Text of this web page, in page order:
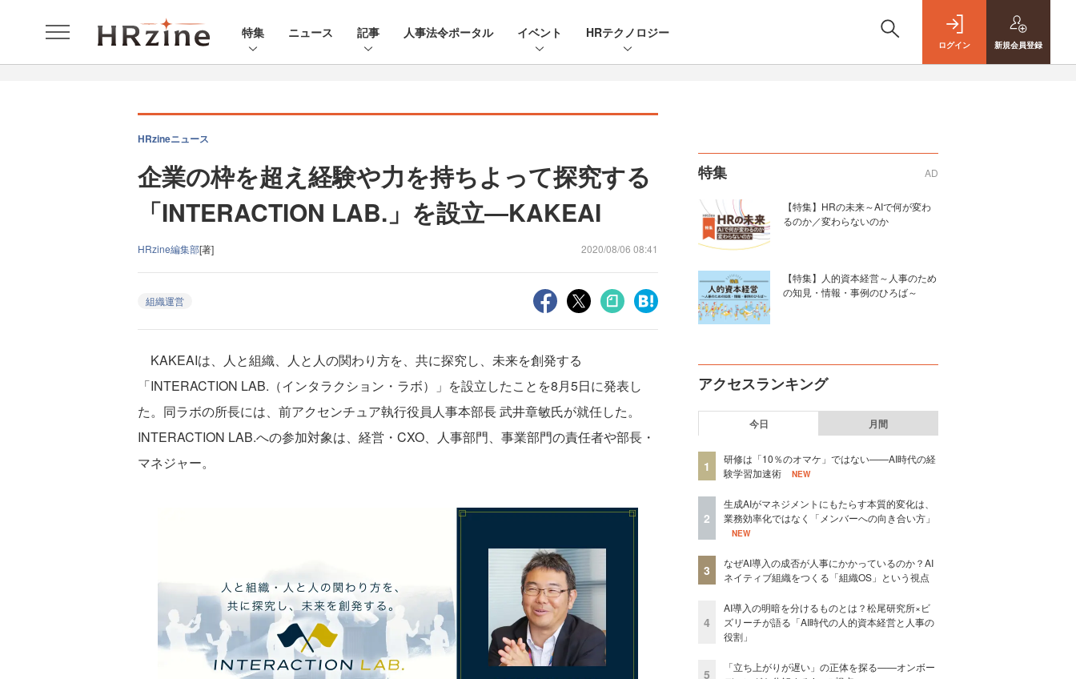
特集 ニュース 記事 人事法令ポータル イベント HRテクノロジー
ログイン 新規会員登録
HRzineニュース
企業の枠を超え経験や力を持ちよって探究する
「INTERACTION LAB.」を設立―KAKEAI
HRzine編集部[著] 2020/08/06 08:41
組織運営
KAKEAIは、人と組織、人と人の関わり方を、共に探究し、未来を創発する
「INTERACTION LAB.（インタラクション・ラボ）」を設立したことを8月5日に発表し
た。同ラボの所長には、前アクセンチュア執行役員人事本部長 武井章敏氏が就任した。
INTERACTION LAB.への参加対象は、経営・CXO、人事部門、事業部門の責任者や部長・
マネジャー。
特集 AD
【特集】HRの未来～AIで何が変わ
るのか／変わらないのか
【特集】人的資本経営～人事のため
の知見・情報・事例のひろば～
アクセスランキング
今日 月間
1
研修は「10％のオマケ」ではない——AI時代の経
験学習加速術
NEW
2
生成AIがマネジメントにもたらす本質的変化は、
業務効率化ではなく「メンバーへの向き合い方」
NEW
3
なぜAI導入の成否が人事にかかっているのか？AI
ネイティブ組織をつくる「組織OS」という視点
4
AI導入の明暗を分けるものとは？松尾研究所×ビ
ズリーチが語る「AI時代の人的資本経営と人事の
役割」
5
「立ち上がりが遅い」の正体を探る——オンボー